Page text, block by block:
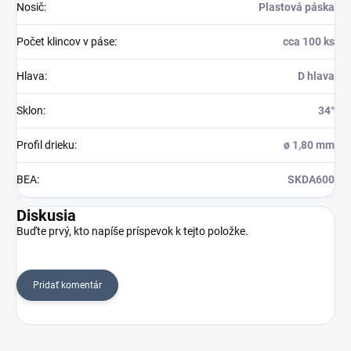
Nosič: Plastová páska
Počet klincov v páse: cca 100 ks
Hlava: D hlava
Sklon: 34°
Profil drieku: ø 1,80 mm
BEA: SKDA600
Diskusia
Buďte prvý, kto napíše príspevok k tejto položke.
Pridať komentár